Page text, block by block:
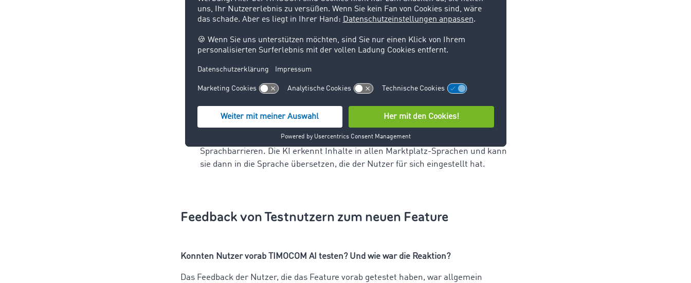
Daraus wiederum leitet sich der nächste, große Vorteil ab:TIMOCOM AI hilft
Nutzern, die noch keine große Logistikkompetenz haben, die Angebote korrekt
weiterer, wichtiger Schritt nach vorne.
Da dieAngebote dadurch vollständiger, fehlerfreier und damit besser
wissen die Auftragnehmer genau, worauf sie sich einstellen können. Es gibt
einem Deal.
Zudem überwinden wir durch dieintegrierte Übersetzungsfunktion
Sprachbarrieren. Die KI erkennt Inhalte in allen Marktplatz-Sprachen und kann
sie dann in die Sprache übersetzen, die der Nutzer für sich eingestellt hat.
Feedback von Testnutzern zum neuen Feature
Konnten Nutzer vorab TIMOCOM AI testen? Und wie war die Reaktion?
Das Feedback der Nutzer, die das Feature vorab getestet haben, war allgemein